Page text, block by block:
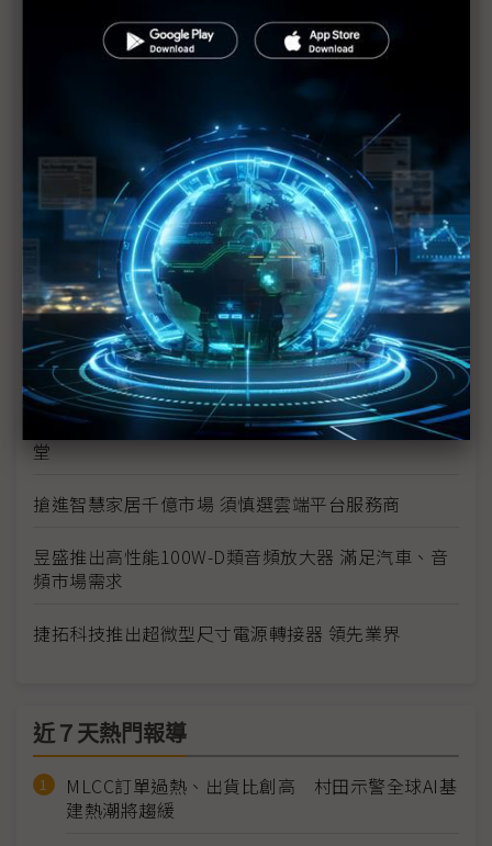
迎向AI產業化浪潮 資安與資料運用成為當前兩大課題
用AI為製造業賦能 集眾人之智走向智造新世代
全達國際攜手合作夥伴共同發表全球首台互動NFT智
友達數位科技攜手微軟Azure 加速製造業數位轉型效
Edge AI邊緣運算為工控儲存加值 AI EXPO宜鼎一展
AI技術能量
所羅門META-aivi穿戴式AI智能解決方案 提升虛實整合
應用
艾訊參加2022 Taiwan AI EXPO帶領製造業走進AI殿
堂
搶進智慧家居千億市場 須慎選雲端平台服務商
昱盛推出高性能100W-D類音頻放大器 滿足汽車、音
頻市場需求
捷拓科技推出超微型尺寸電源轉接器 領先業界
近７天熱門報導
MLCC訂單過熱、出貨比創高 村田示警全球AI基
建熱潮將趨緩